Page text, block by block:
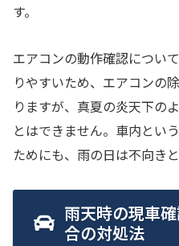
す。
エアコンの動作確認につい
りやすいため、エアコンの
りますが、真夏の炎天下の
とはできません。車内とい
ためにも、雨の日は不向き
雨天時の現車
合の対処法